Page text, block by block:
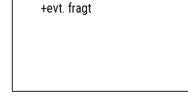
+evt. fragt